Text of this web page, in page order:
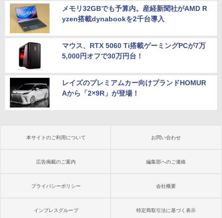
メモリ32GBでも予算内。産経新聞社がAMD R
yzen搭載dynabookを2千台導入
マウス、RTX 5060 Ti搭載ゲーミングPCが7万
5,000円オフで30万円台！
レイズのプレミアムカー向けブランドHOMUR
Aから「2×9R」が登場！
本サイトのご利用について お問い合わせ
広告掲載のご案内 編集部へのご連絡
プライバシーポリシー 会社概要
インプレスグループ 特定商取引法に基づく表示